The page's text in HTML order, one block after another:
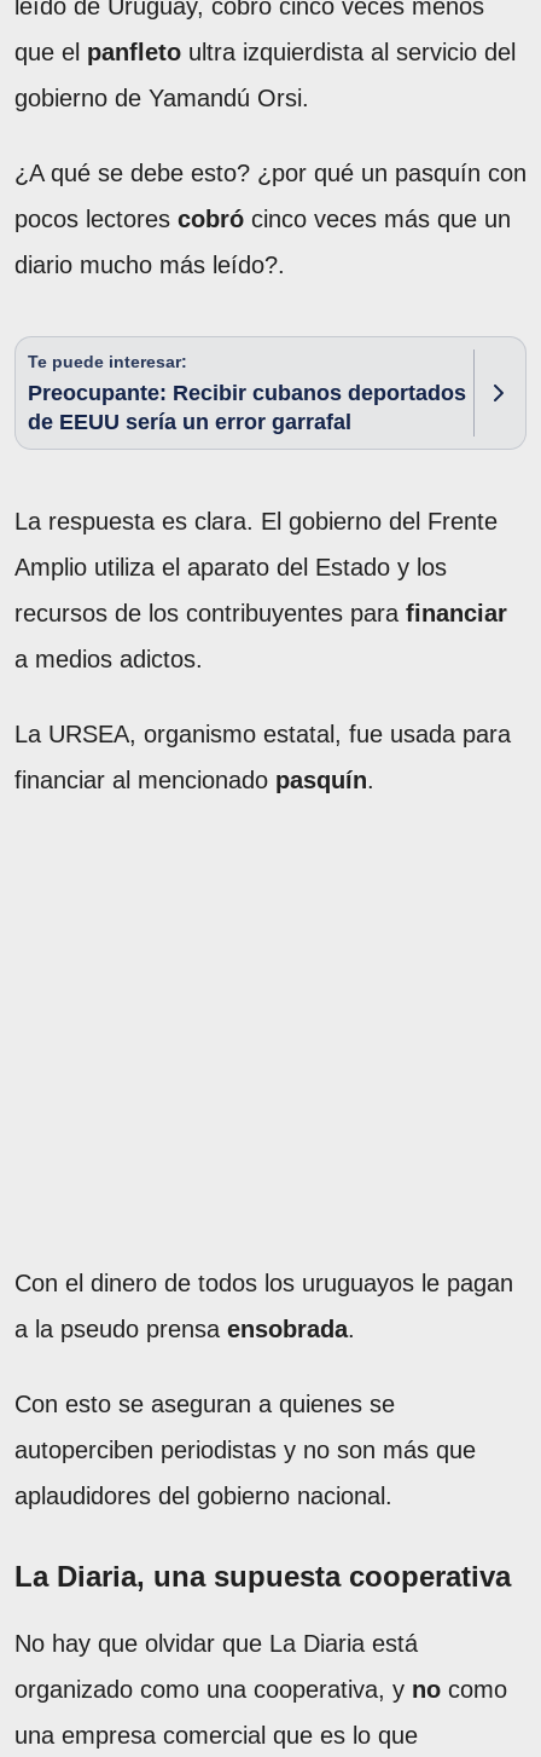
leído de Uruguay, cobró cinco veces menos
que el panfleto ultra izquierdista al servicio del
gobierno de Yamandú Orsi.
¿A qué se debe esto? ¿por qué un pasquín con
pocos lectores cobró cinco veces más que un
diario mucho más leído?.
Te puede interesar:
Preocupante: Recibir cubanos deportados
de EEUU sería un error garrafal
La respuesta es clara. El gobierno del Frente
Amplio utiliza el aparato del Estado y los
recursos de los contribuyentes para financiar
a medios adictos.
La URSEA, organismo estatal, fue usada para
financiar al mencionado pasquín.
Con el dinero de todos los uruguayos le pagan
a la pseudo prensa ensobrada.
Con esto se aseguran a quienes se
autoperciben periodistas y no son más que
aplaudidores del gobierno nacional.
La Diaria, una supuesta cooperativa
No hay que olvidar que La Diaria está
organizado como una cooperativa, y no como
una empresa comercial que es lo que